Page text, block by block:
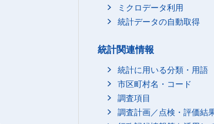
ミクロデータ利用
統計データの自動取得
統計関連情報
統計に用いる分類・用語
市区町村名・コード
調査項目
調査計画／点検・評価結